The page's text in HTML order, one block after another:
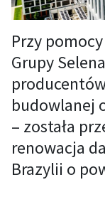
Przy
Grupy
budowlanej
– została
renowacja
Brazylii o